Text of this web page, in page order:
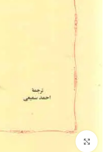
برای بزرگنمایی کلیک کنید